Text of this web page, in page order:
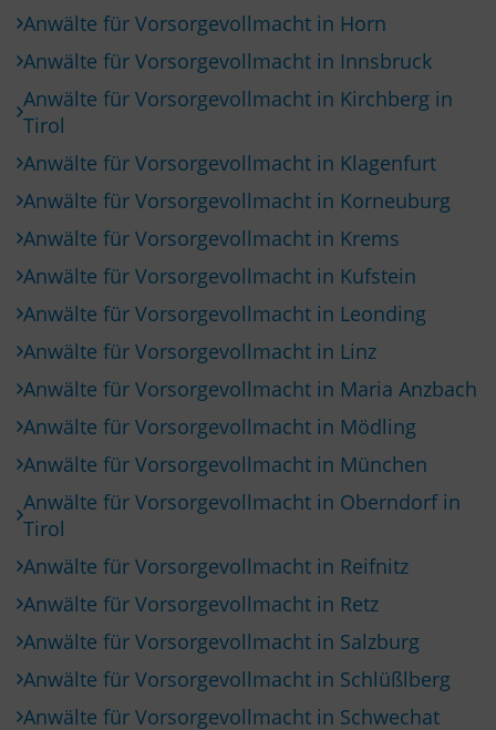
Anwälte für Vorsorgevollmacht in Horn
Anwälte für Vorsorgevollmacht in Innsbruck
Anwälte für Vorsorgevollmacht in Kirchberg in
Tirol
Anwälte für Vorsorgevollmacht in Klagenfurt
Anwälte für Vorsorgevollmacht in Korneuburg
Anwälte für Vorsorgevollmacht in Krems
Anwälte für Vorsorgevollmacht in Kufstein
Anwälte für Vorsorgevollmacht in Leonding
Anwälte für Vorsorgevollmacht in Linz
Anwälte für Vorsorgevollmacht in Maria Anzbach
Anwälte für Vorsorgevollmacht in Mödling
Anwälte für Vorsorgevollmacht in München
Anwälte für Vorsorgevollmacht in Oberndorf in
Tirol
Anwälte für Vorsorgevollmacht in Reifnitz
Anwälte für Vorsorgevollmacht in Retz
Anwälte für Vorsorgevollmacht in Salzburg
Anwälte für Vorsorgevollmacht in Schlüßlberg
Anwälte für Vorsorgevollmacht in Schwechat